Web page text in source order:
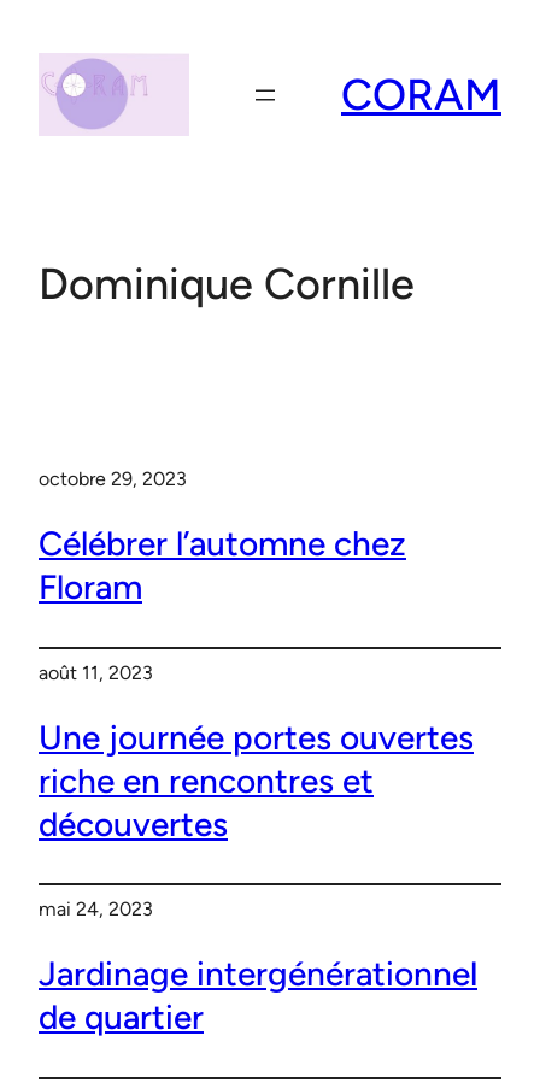
contenu
CORAM
Dominique Cornille
octobre 29, 2023
Célébrer l’automne chez
Floram
août 11, 2023
Une journée portes ouvertes
riche en rencontres et
découvertes
mai 24, 2023
Jardinage intergénérationnel
de quartier